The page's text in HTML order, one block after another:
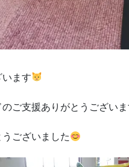
ます
ご支援ありがとうございま
ございました